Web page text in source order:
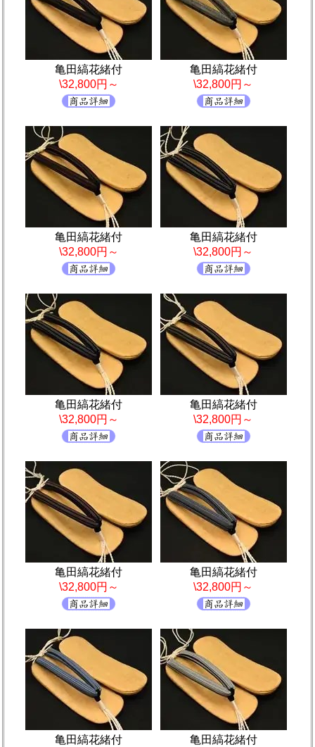
亀田縞花緒付
\32,800円～
亀田縞花緒付
\32,800円～
亀田縞花緒付
\32,800円～
亀田縞花緒付
\32,800円～
亀田縞花緒付
\32,800円～
亀田縞花緒付
\32,800円～
亀田縞花緒付
\32,800円～
亀田縞花緒付
\32,800円～
亀田縞花緒付
亀田縞花緒付